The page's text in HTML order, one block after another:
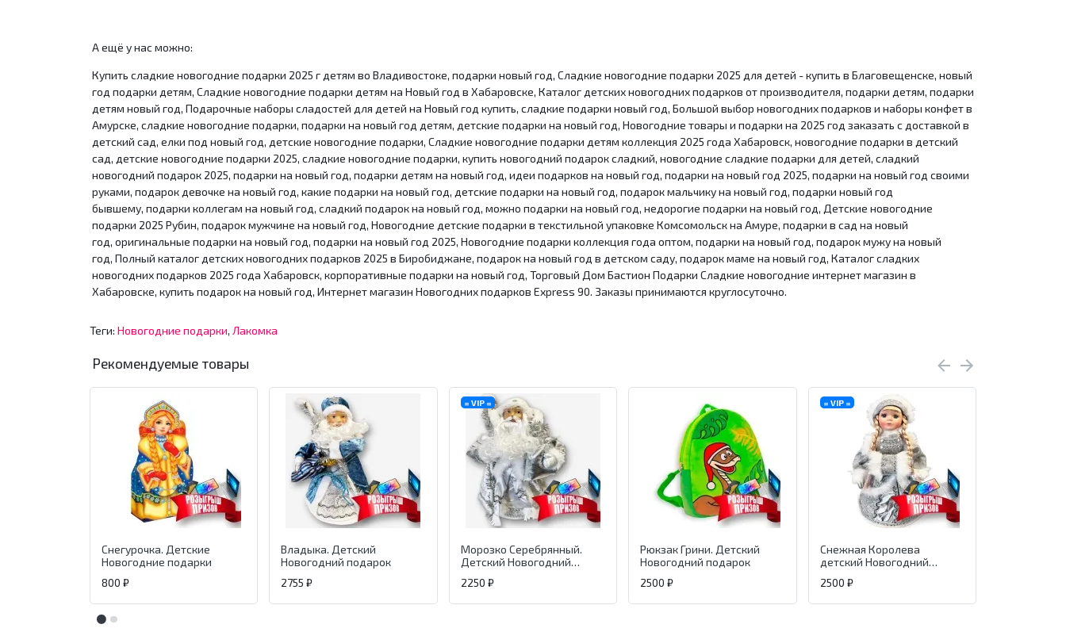
А ещё у нас можно:
Купить сладкие новогодние подарки 2025 г детям во Владивостоке, подарки новый год, Сладкие новогодние подарки 2025 для детей - купить в Благовещенске, новый
год подарки детям, Сладкие новогодние подарки детям на Новый год в Хабаровске, Каталог детских новогодних подарков от производителя, подарки детям, подарки
детям новый год, Подарочные наборы сладостей для детей на Новый год купить, сладкие подарки новый год, Большой выбор новогодних подарков и наборы конфет в
Амурске, сладкие новогодние подарки, подарки на новый год детям, детские подарки на новый год, Новогодние товары и подарки на 2025 год заказать с доставкой в
детский сад, елки под новый год, детские новогодние подарки, Сладкие новогодние подарки детям коллекция 2025 года Хабаровск, новогодние подарки в детский
сад, детские новогодние подарки 2025, сладкие новогодние подарки, купить новогодний подарок сладкий, новогодние сладкие подарки для детей, сладкий
новогодний подарок 2025, подарки на новый год, подарки детям на новый год, идеи подарков на новый год, подарки на новый год 2025, подарки на новый год своими
руками, подарок девочке на новый год, какие подарки на новый год, детские подарки на новый год, подарок мальчику на новый год, подарки новый год
бывшему, подарки коллегам на новый год, сладкий подарок на новый год, можно подарки на новый год, недорогие подарки на новый год, Детские новогодние
подарки 2025 Рубин, подарок мужчине на новый год, Новогодние детские подарки в текстильной упаковке Комсомольск на Амуре, подарки в сад на новый
год, оригинальные подарки на новый год, подарки на новый год 2025, Новогодние подарки коллекция года оптом, подарки на новый год, подарок мужу на новый
год, Полный каталог детских новогодних подарков 2025 в Биробиджане, подарок на новый год в детском саду, подарок маме на новый год, Каталог сладких
новогодних подарков 2025 года Хабаровск, корпоративные подарки на новый год, Торговый Дом Бастион Подарки Сладкие новогодние интернет магазин в
Хабаровске, купить подарок на новый год, Интернет магазин Новогодних подарков Express 90. Заказы принимаются круглосуточно.
Теги: Новогодние подарки, Лакомка
Рекомендуемые товары
Снегурочка. Детские
Новогодние подарки
800 ₽
Владыка. Детский
Новогодний подарок
2755 ₽
= VIP =
Морозко Серебрянный.
Детский Новогодний
2250 ₽
Рюкзак Грини. Детский
Новогодний подарок
2500 ₽
= VIP =
Снежная Королева
детский Новогодний
2500 ₽